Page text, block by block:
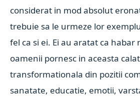
considerat in mod absolut
trebuie sa le urmeze lor
fel ca si ei. Ei au aratat ca habar
oamenii pornesc in aceasta
transformationala din pozitii
sanatate, educatie, emotii,